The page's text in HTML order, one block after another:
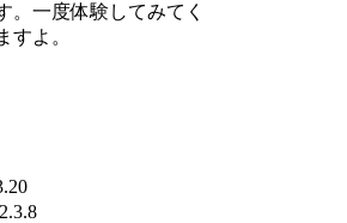
。一度体験してみてく
すよ。